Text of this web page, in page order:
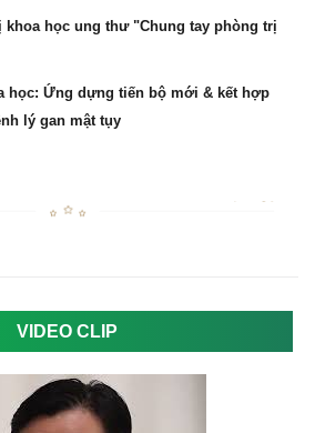
học ung thư "Chung tay phòng trị
học: Ứng dựng tiến bộ mới & kết hợp
lý gan mật tụy
VIDEO CLIP